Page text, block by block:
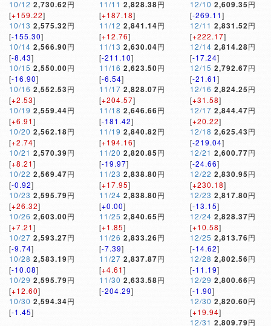
10/12 2,730.62円
[+159.22]
10/13 2,575.32円
[-155.30]
10/14 2,566.90円
[-8.43]
10/15 2,550.00円
[-16.90]
10/16 2,552.53円
[+2.53]
10/19 2,559.44円
[+6.91]
10/20 2,562.18円
[+2.74]
10/21 2,570.39円
[+8.21]
10/22 2,569.47円
[-0.92]
10/23 2,595.79円
[+26.32]
10/26 2,603.00円
[+7.21]
10/27 2,593.27円
[-9.74]
10/28 2,583.19円
[-10.08]
10/29 2,595.79円
[+12.60]
10/30 2,594.34円
[-1.45]
11/11 2,828.38円
[+187.18]
11/12 2,841.14円
[+12.76]
11/13 2,630.04円
[-211.10]
11/16 2,623.50円
[-6.54]
11/17 2,828.07円
[+204.57]
11/18 2,646.66円
[-181.42]
11/19 2,840.82円
[+194.16]
11/20 2,820.85円
[-19.97]
11/23 2,838.80円
[+17.95]
11/24 2,838.80円
[+0.00]
11/25 2,840.65円
[+1.85]
11/26 2,833.26円
[-7.39]
11/27 2,837.87円
[+4.61]
11/30 2,633.58円
[-204.29]
12/10 2,609.35円
[-269.11]
12/11 2,831.52円
[+222.17]
12/14 2,814.28円
[-17.24]
12/15 2,792.67円
[-21.61]
12/16 2,824.25円
[+31.58]
12/17 2,844.47円
[+20.22]
12/18 2,625.43円
[-219.04]
12/21 2,600.77円
[-24.66]
12/22 2,830.95円
[+230.18]
12/23 2,817.80円
[-13.15]
12/24 2,828.37円
[+10.58]
12/25 2,813.76円
[-14.62]
12/28 2,802.56円
[-11.19]
12/29 2,800.66円
[-1.90]
12/30 2,820.60円
[+19.94]
12/31 2,809.79円